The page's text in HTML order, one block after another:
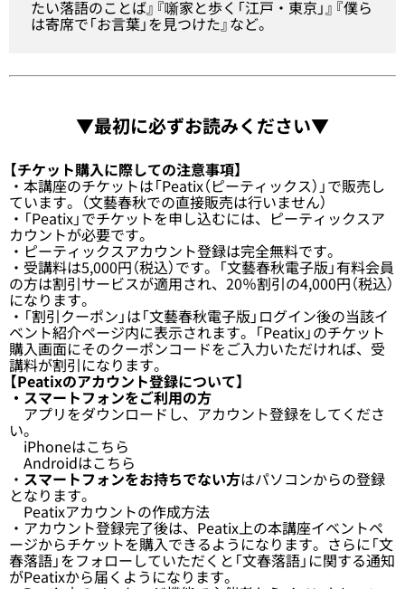
たい落語のことば』『噺家と歩く「江戸・東京」』『僕ら
は寄席で「お言葉」を見つけた』など。
▼最初に必ずお読みください▼
【チケット購入に際しての注意事項】
・本講座のチケットは「Peatix（ピーティックス） 」で販売し
ています。（文藝春秋での直接販売は行いません）
・「Peatix」でチケットを申し込むには、ピーティックスア
カウントが必要です。
・ピーティックスアカウント登録は完全無料です。
・受講料は5,000円（税込）です。「文藝春秋電子版」有料会員
の方は割引サービスが適用され、20％割引の4,000円（税込）
になります。
・「割引クーポン」は「文藝春秋電子版」ログイン後の当該イ
ベント紹介ページ内に表示されます。「Peatix」のチケット
購入画面にそのクーポンコードをご入力いただければ、受
講料が割引になります。
【Peatixのアカウント登録について】
・スマートフォンをご利用の方
アプリをダウンロードし、アカウント登録をしてくださ
い。
iPhoneはこちら
Androidはこちら
・ スマートフォンをお持ちでない方はパソコンからの登録
となります。
Peatixアカウントの作成方法
・アカウント登録完了後は、Peatix上の本講座イベントペ
ージからチケットを購入できるようになります。さらに「文
春落語」をフォローしていただくと「文春落語」に関する通知
がPeatixから届くようになります。